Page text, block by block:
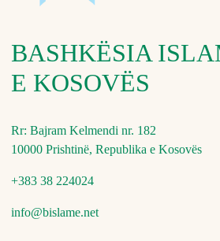
BASHKËSIA
E KOSOVËS
Rr: Bajram Kelmendi nr. 182
10000 Prishtinë, Republika e Kosovës
+383 38 224024
info@bislame.net